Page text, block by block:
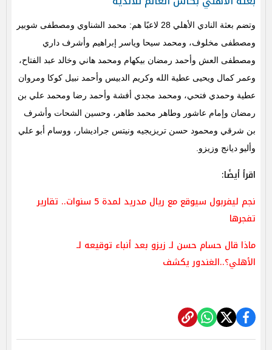
وتضم بعثة النادي الأهلي 28 لاعبًا هم: محمد الشناوي ومصطفى شوبير
ومصطفى مخلوف، ومحمد سيحا وياسر إبراهيم وأشرف داري
ومصطفى العش وأحمد رمضان بيكهام ومحمد هاني وخالد عبد الفتاح،
وعمر كمال ويحيى عطية الله وكريم الدبيس وأحمد نبيل كوكا ومروان
عطية وحمدي فتحي، ومحمد مجدي أفشة وأحمد رضا ومحمد علي بن
رمضان وإمام عاشور وطاهر محمد طاهر، وحسين الشحات وأشرف
بن شرقي ومحمود حسن تريزيجيه ونيتس جراديشار، ووسام أبو علي
وأليو ديانج وزيزو.
اقرأ أيضًا:
نجم ليفربول سيوقع مع ريال مدريد لمدة 5 سنوات.. تقارير
تفجرها
ماذا قال حسام حسن لـ زيزو بعد أنباء توقيعه لـ
الأهلي؟..الغندور يكشف